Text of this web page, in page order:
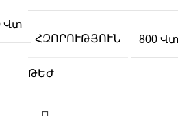
Վտ
ՀԶՈՐՈՒԹՅՈՒՆ 800
ԹԵԺ